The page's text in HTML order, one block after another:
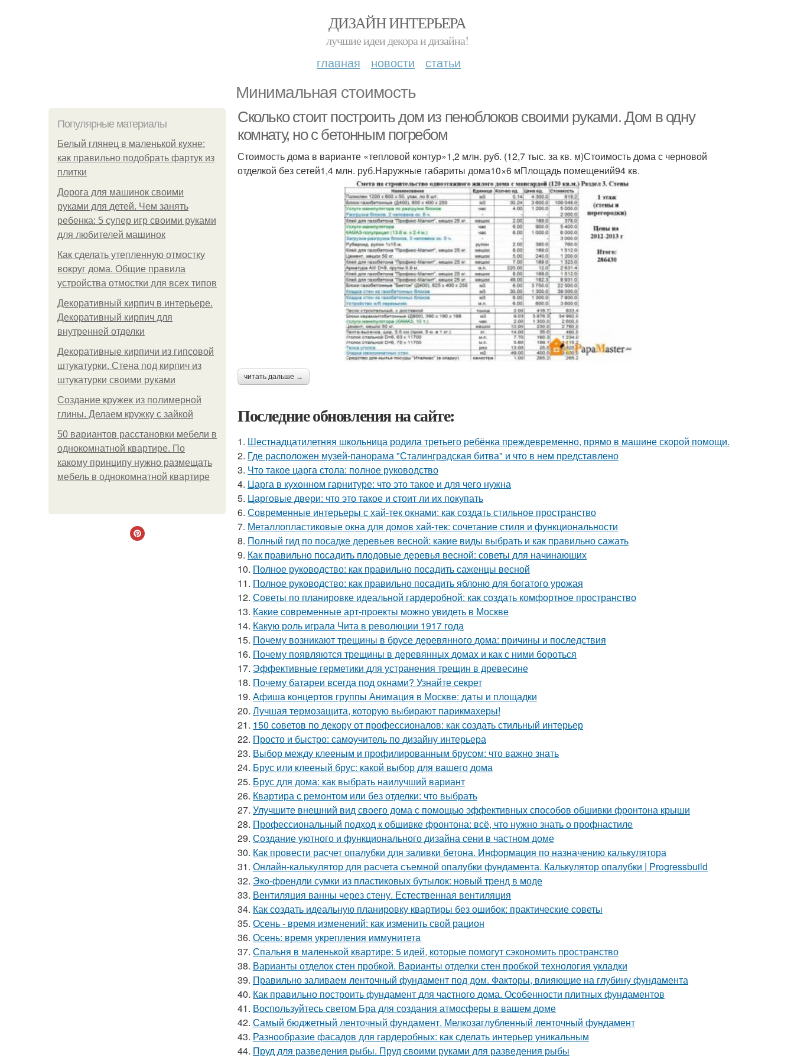
ДИЗАЙН ИНТЕРЬЕРА
лучшие идеи декора и дизайна!
главная новости статьи
Минимальная стоимость
Популярные материалы
Белый глянец в маленькой кухне:
как правильно подобрать фартук из
плитки
Дорога для машинок своими
руками для детей. Чем занять
ребенка: 5 супер игр своими руками
для любителей машинок
Как сделать утепленную отмостку
вокруг дома. Общие правила
устройства отмостки для всех типов
Декоративный кирпич в интерьере.
Декоративный кирпич для
внутренней отделки
Декоративные кирпичи из гипсовой
штукатурки. Стена под кирпич из
штукатурки своими руками
Создание кружек из полимерной
глины. Делаем кружку с зайкой
50 вариантов расстановки мебели в
однокомнатной квартире. По
какому принципу нужно размещать
мебель в однокомнатной квартире
Сколько стоит построить дом из пеноблоков своими руками. Дом в одну
комнату, но с бетонным погребом
Стоимость дома в варианте «тепловой контур»1,2 млн. руб. (12,7 тыс. за кв. м)Стоимость дома с черновой
отделкой без сетей1,4 млн. руб.Наружные габариты дома10×6 мПлощадь помещений94 кв.
читать дальше →
Последние обновления на сайте:
1. Шестнадцатилетняя школьница родила третьего ребёнка преждевременно, прямо в машине скорой помощи.
2. Где расположен музей-панорама "Сталинградская битва" и что в нем представлено
3. Что такое царга стола: полное руководство
4. Царга в кухонном гарнитуре: что это такое и для чего нужна
5. Царговые двери: что это такое и стоит ли их покупать
6. Современные интерьеры с хай-тек окнами: как создать стильное пространство
7. Металлопластиковые окна для домов хай-тек: сочетание стиля и функциональности
8. Полный гид по посадке деревьев весной: какие виды выбрать и как правильно сажать
9. Как правильно посадить плодовые деревья весной: советы для начинающих
10. Полное руководство: как правильно посадить саженцы весной
11. Полное руководство: как правильно посадить яблоню для богатого урожая
12. Советы по планировке идеальной гардеробной: как создать комфортное пространство
13. Какие современные арт-проекты можно увидеть в Москве
14. Какую роль играла Чита в революции 1917 года
15. Почему возникают трещины в брусе деревянного дома: причины и последствия
16. Почему появляются трещины в деревянных домах и как с ними бороться
17. Эффективные герметики для устранения трещин в древесине
18. Почему батареи всегда под окнами? Узнайте секрет
19. Афиша концертов группы Анимация в Москве: даты и площадки
20. Лучшая термозащита, которую выбирают парикмахеры!
21. 150 советов по декору от профессионалов: как создать стильный интерьер
22. Просто и быстро: самоучитель по дизайну интерьера
23. Выбор между клееным и профилированным брусом: что важно знать
24. Брус или клееный брус: какой выбор для вашего дома
25. Брус для дома: как выбрать наилучший вариант
26. Квартира с ремонтом или без отделки: что выбрать
27. Улучшите внешний вид своего дома с помощью эффективных способов обшивки фронтона крыши
28. Профессиональный подход к обшивке фронтона: всё, что нужно знать о профнастиле
29. Создание уютного и функционального дизайна сени в частном доме
30. Как провести расчет опалубки для заливки бетона. Информация по назначению калькулятора
31. Онлайн-калькулятор для расчета съемной опалубки фундамента. Калькулятор опалубки | Progressbuild
32. Эко-френдли сумки из пластиковых бутылок: новый тренд в моде
33. Вентиляция ванны через стену. Естественная вентиляция
34. Как создать идеальную планировку квартиры без ошибок: практические советы
35. Осень - время изменений: как изменить свой рацион
36. Осень: время укрепления иммунитета
37. Спальня в маленькой квартире: 5 идей, которые помогут сэкономить пространство
38. Варианты отделок стен пробкой. Варианты отделки стен пробкой технология укладки
39. Правильно заливаем ленточный фундамент под дом. Факторы, влияющие на глубину фундамента
40. Как правильно построить фундамент для частного дома. Особенности плитных фундаментов
41. Воспользуйтесь светом Бра для создания атмосферы в вашем доме
42. Самый бюджетный ленточный фундамент. Мелкозаглубленный ленточный фундамент
43. Разнообразие фасадов для гардеробных: как сделать интерьер уникальным
44. Пруд для разведения рыбы. Пруд своими руками для разведения рыбы